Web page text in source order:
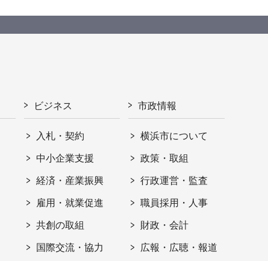
ビジネス
入札・契約
中小企業支援
経済・産業振興
雇用・就業促進
共創の取組
国際交流・協力
市政情報
横浜市について
政策・取組
行政運営・監査
職員採用・人事
財政・会計
広報・広聴・報道